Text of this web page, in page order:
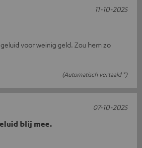
voor weinig geld. Zou hem zo
(Automatisch vertaald *)
11-10-2025
blij mee.
07-10-2025